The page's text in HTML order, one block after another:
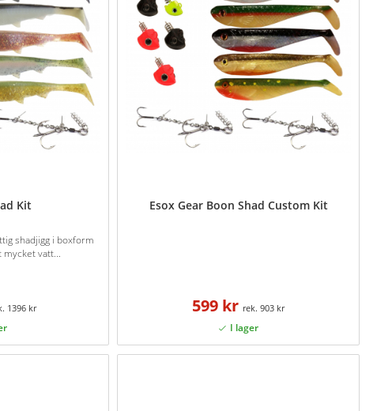
Kit
shadjigg i boxform
vatt...
1396 kr
Esox Gear Boon Shad Custom Kit
599 kr 903 kr